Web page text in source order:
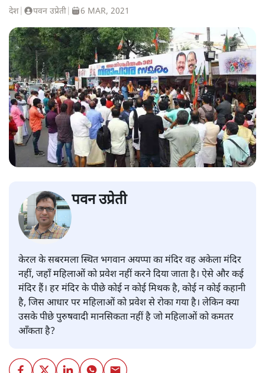
देश पवन उप्रेती 6 MAR, 2021
पवन उप्रेती
केरल के सबरमला स्थित भगवान अयप्पा का मंदिर वह अकेला मंदिर
नहीं, जहाँ महिलाओं को प्रवेश नहीं करने दिया जाता है। ऐसे और कई
मंदिर हैं। हर मंदिर के पीछे कोई न कोई मिथक है, कोई न कोई कहानी
है, जिस आधार पर महिलाओं को प्रवेश से रोका गया है। लेकिन क्या
उसके पीछे पुरुषवादी मानसिकता नहीं है जो महिलाओं को कमतर
आँकता है?